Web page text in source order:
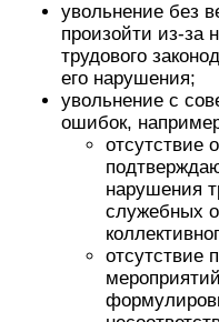
увольнение без
произойти из-за
трудового
его нарушения;
увольнение с
ошибок,
отсутствие
нарушения
служебных
отсутствие